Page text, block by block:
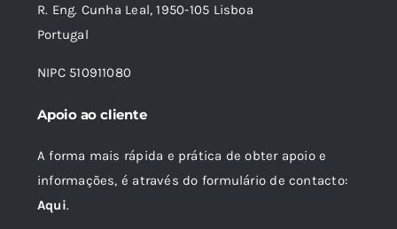
R. Eng. Cunha Leal, 1950-105 Lisboa
Portugal
NIPC 510911080
Apoio ao cliente
A forma mais rápida e prática de obter apoio e
informações, é através do formulário de contacto:
Aqui.